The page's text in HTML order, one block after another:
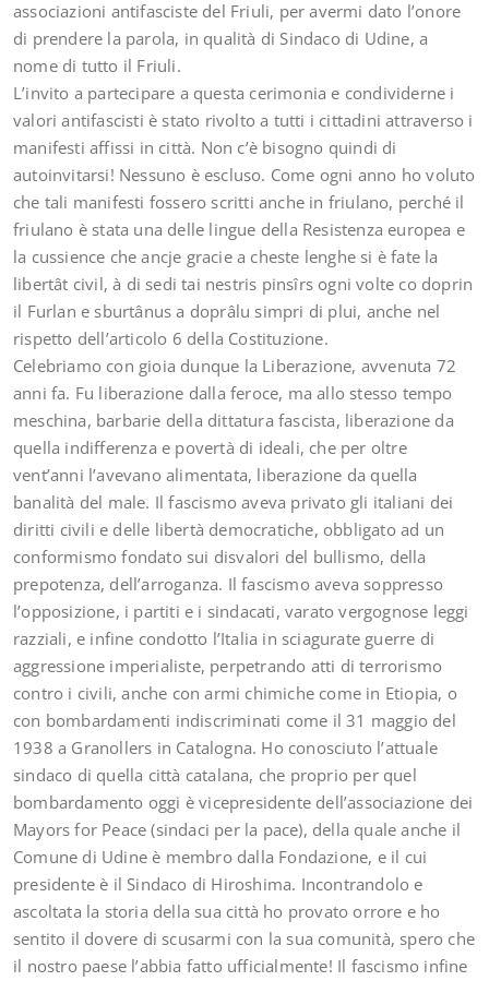
associazioni antifasciste del Friuli, per avermi dato l’onore
di prendere la parola, in qualità di Sindaco di Udine, a
nome di tutto il Friuli.
L’invito a partecipare a questa cerimonia e condividerne i
valori antifascisti è stato rivolto a tutti i cittadini attraverso i
manifesti affissi in città. Non c’è bisogno quindi di
autoinvitarsi! Nessuno è escluso. Come ogni anno ho voluto
che tali manifesti fossero scritti anche in friulano, perché il
friulano è stata una delle lingue della Resistenza europea e
la cussience che ancje gracie a cheste lenghe si è fate la
libertât civil, à di sedi tai nestris pinsîrs ogni volte co doprin
il Furlan e sburtânus a doprâlu simpri di plui, anche nel
rispetto dell’articolo 6 della Costituzione.
Celebriamo con gioia dunque la Liberazione, avvenuta 72
anni fa. Fu liberazione dalla feroce, ma allo stesso tempo
meschina, barbarie della dittatura fascista, liberazione da
quella indifferenza e povertà di ideali, che per oltre
vent’anni l’avevano alimentata, liberazione da quella
banalità del male. Il fascismo aveva privato gli italiani dei
diritti civili e delle libertà democratiche, obbligato ad un
conformismo fondato sui disvalori del bullismo, della
prepotenza, dell’arroganza. Il fascismo aveva soppresso
l’opposizione, i partiti e i sindacati, varato vergognose leggi
razziali, e infine condotto l’Italia in sciagurate guerre di
aggressione imperialiste, perpetrando atti di terrorismo
contro i civili, anche con armi chimiche come in Etiopia, o
con bombardamenti indiscriminati come il 31 maggio del
1938 a Granollers in Catalogna. Ho conosciuto l’attuale
sindaco di quella città catalana, che proprio per quel
bombardamento oggi è vicepresidente dell’associazione dei
Mayors for Peace (sindaci per la pace), della quale anche il
Comune di Udine è membro dalla Fondazione, e il cui
presidente è il Sindaco di Hiroshima. Incontrandolo e
ascoltata la storia della sua città ho provato orrore e ho
sentito il dovere di scusarmi con la sua comunità, spero che
il nostro paese l’abbia fatto ufficialmente! Il fascismo infine